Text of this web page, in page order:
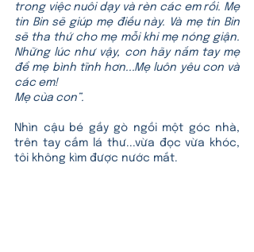
trong việc nuôi dạy và rèn các em rồi. Mẹ
tin Bin sẽ giúp mẹ điều này. Và mẹ tin Bin
sẽ tha thứ cho mẹ mỗi khi mẹ nóng giận.
Những lúc như vậy, con hãy nắm tay mẹ
để mẹ bình tĩnh hơn...Mẹ luôn yêu con và
các em!
Mẹ của con”.
Nhìn cậu bé gầy gò ngồi một góc nhà,
trên tay cầm lá thư...vừa đọc vừa khóc,
tôi không kìm được nước mắt.